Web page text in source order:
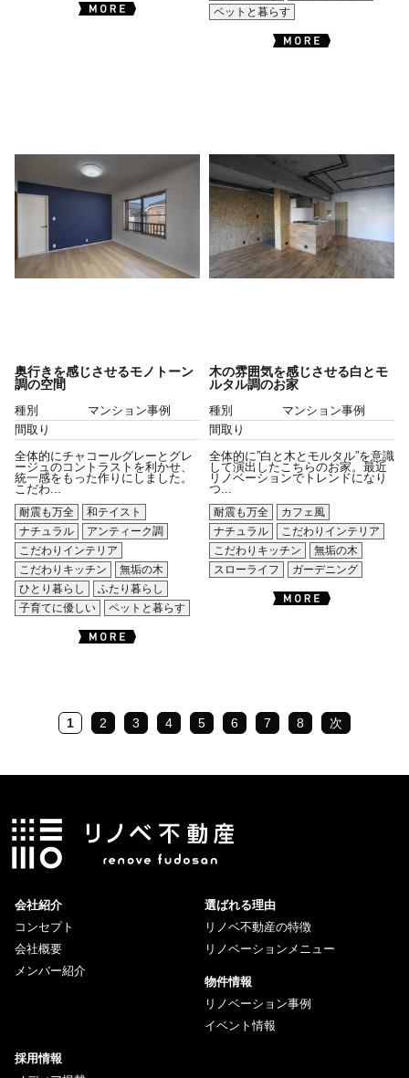
ペットと暮らす
奥行きを感じさせるモノトーン
調の空間
種別
マンション事例
間取り
全体的にチャコールグレーとグレ
ージュのコントラストを利かせ、
統一感をもった作りにしました。
こだわ...
耐震も万全
和テイスト
ナチュラル
アンティーク調
こだわりインテリア
こだわりキッチン
無垢の木
ひとり暮らし
ふたり暮らし
子育てに優しい
ペットと暮らす
木の雰囲気を感じさせる白とモ
ルタル調のお家
種別
マンション事例
間取り
全体的に”白と木とモルタル”を意識
して演出したこちらのお家。最近
リノベーションでトレンドになり
つ...
耐震も万全
カフェ風
ナチュラル
こだわりインテリア
こだわりキッチン
無垢の木
スローライフ
ガーデニング
1 2 3 4 5 6 7 8 次
会社紹介
コンセプト
会社概要
メンバー紹介
選ばれる理由
リノベ不動産の特徴
リノベーションメニュー
物件情報
リノベーション事例
イベント情報
採用情報